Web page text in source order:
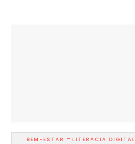
BEM-ESTAR - LITERACIA DIGITAL